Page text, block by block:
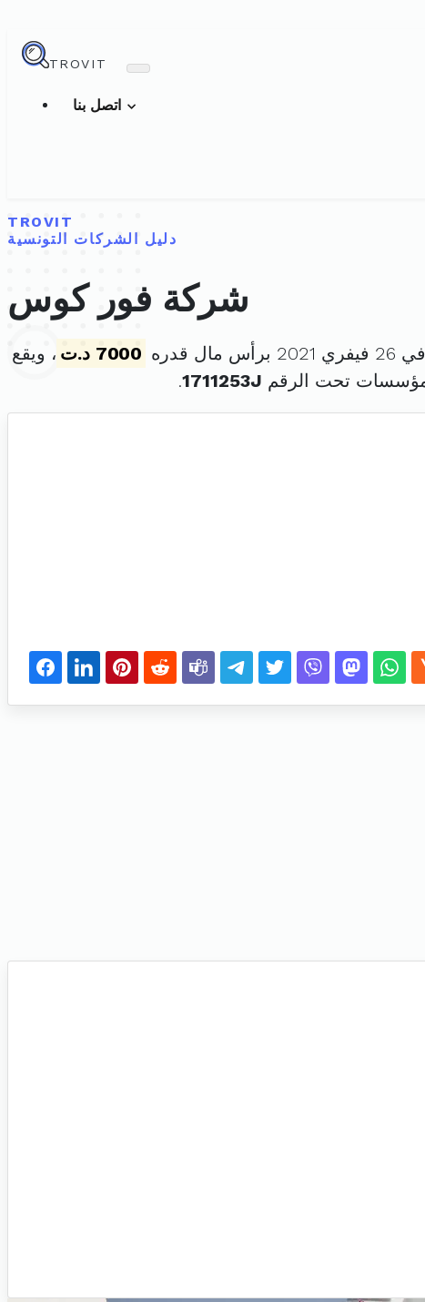
TROVIT
TROVIT
دليل الشركات التونسية
شركة فور كوس
قدره 7000 د.ت
، ويقع
تحت الرقم 1711253J
.